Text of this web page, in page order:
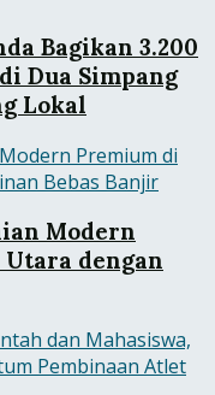
Bagikan 3.200
Dua Simpang
Lokal
Modern
dengan